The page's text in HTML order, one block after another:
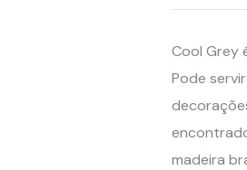
Cool Grey
Pode
madeira